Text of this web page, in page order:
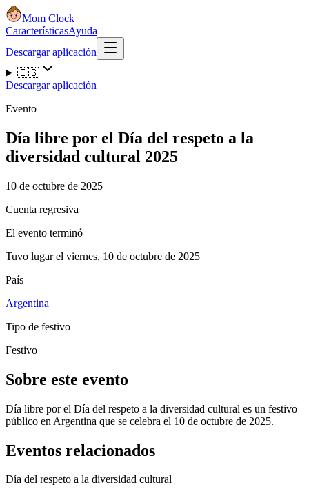
Mom Clock
CaracterísticasAyuda
Descargar aplicación
🇪🇸
Descargar aplicación
Evento
Día libre por el Día del respeto a la
diversidad cultural 2025
10 de octubre de 2025
Cuenta regresiva
El evento terminó
Tuvo lugar el viernes, 10 de octubre de 2025
País
Argentina
Tipo de festivo
Festivo
Sobre este evento
Día libre por el Día del respeto a la diversidad cultural es un festivo
público en Argentina que se celebra el 10 de octubre de 2025.
Eventos relacionados
Día del respeto a la diversidad cultural